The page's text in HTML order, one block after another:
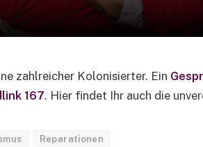
zahlreicher Kolonisierter. Ein
167. Hier findet Ihr auch die
Reparationen